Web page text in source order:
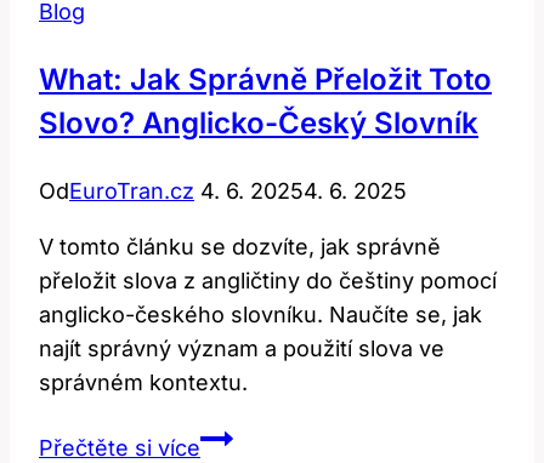
Blog
What: Jak Správně Přeložit Toto
Slovo? Anglicko-Český Slovník
OdEuroTran.cz 4. 6. 20254. 6. 2025
V tomto článku se dozvíte, jak správně
přeložit slova z angličtiny do češtiny pomocí
anglicko-českého slovníku. Naučíte se, jak
najít správný význam a použití slova ve
správném kontextu.
Přečtěte si víceWhat: